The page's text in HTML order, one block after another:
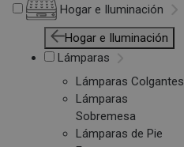
Hogar e Iluminación
Hogar e Iluminación
Lámparas
Lámparas Colgantes
Lámparas
Sobremesa
Lámparas de Pie